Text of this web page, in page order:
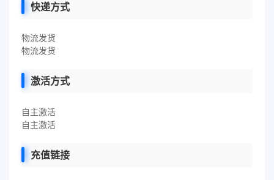
快递方式
物流发货
物流发货
激活方式
自主激活
自主激活
充值链接